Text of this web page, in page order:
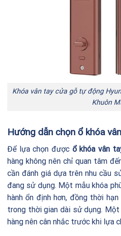
Khóa vân tay cửa gỗ tự động
Khuôn
Hướng dẫn chọn ổ khóa
Để lựa chọn được ổ khóa vân
hàng không nên chỉ quan tâm
cần đánh giá dựa trên nhu cầu
đang sử dụng. Một mẫu khóa
hành ổn định hơn, đồng thời
trong thời gian dài sử dụng.
hàng nên cân nhắc trước khi lựa